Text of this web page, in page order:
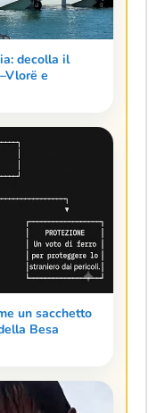
decolla il
e
un sacchetto
Besa